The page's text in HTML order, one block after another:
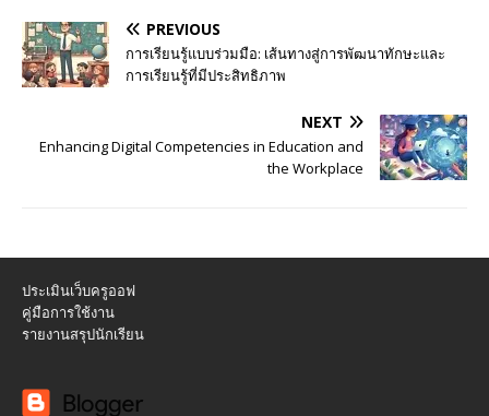
PREVIOUS
การเรียนรู้แบบร่วมมือ: เส้นทางสู่การพัฒนาทักษะและ
การเรียนรู้ที่มีประสิทธิภาพ
NEXT
Enhancing Digital Competencies in Education and
the Workplace
ประเมินเว็บครูออฟ
คู่มือการใช้งาน
รายงานสรุปนักเรียน